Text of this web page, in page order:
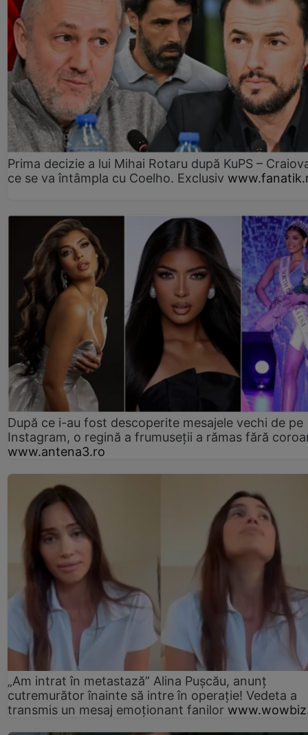
Prima decizie a lui Mihai Rotaru după KuPS –
ce se va întâmpla cu Coelho. Exclusiv
După ce i-au fost descoperite mesajele vechi de pe
Instagram, o regină a frumuseții a rămas fără
www.antena3.ro
„Am intrat în metastază” Alina Pușcău, anunț
cutremurător înainte să intre în operație! Vedeta a
transmis un mesaj emoționant fanilor